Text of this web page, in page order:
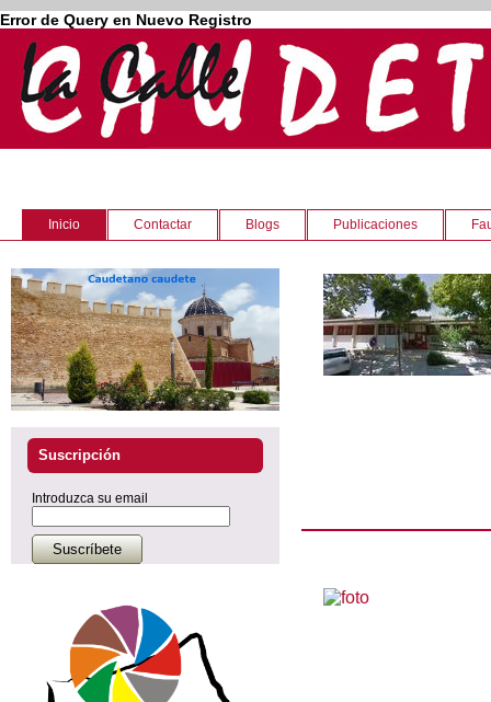
Error de Query en Nuevo Registro
Inicio Contactar Blogs Publicaciones
Suscripción
Introduzca su email